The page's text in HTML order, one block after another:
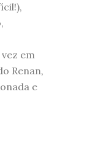
em
Renan,
e